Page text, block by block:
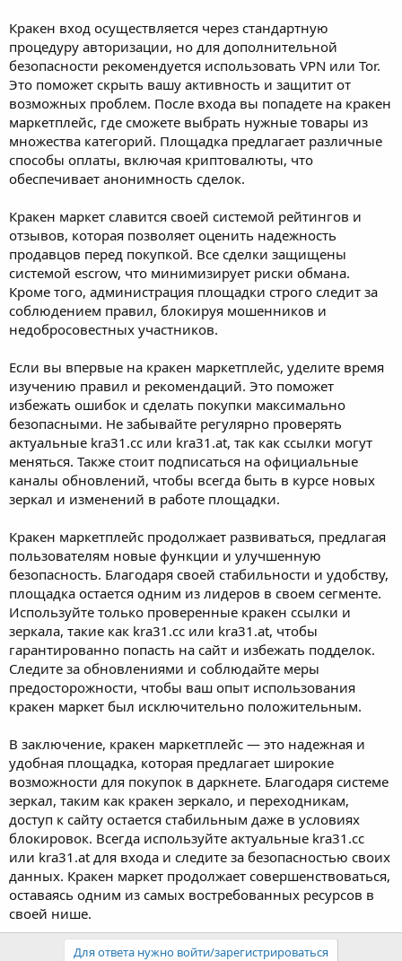
Кракен вход осуществляется через стандартную
процедуру авторизации, но для дополнительной
безопасности рекомендуется использовать VPN или Tor.
Это поможет скрыть вашу активность и защитит от
возможных проблем. После входа вы попадете на кракен
маркетплейс, где сможете выбрать нужные товары из
множества категорий. Площадка предлагает различные
способы оплаты, включая криптовалюты, что
обеспечивает анонимность сделок.
Кракен маркет славится своей системой рейтингов и
отзывов, которая позволяет оценить надежность
продавцов перед покупкой. Все сделки защищены
системой escrow, что минимизирует риски обмана.
Кроме того, администрация площадки строго следит за
соблюдением правил, блокируя мошенников и
недобросовестных участников.
Если вы впервые на кракен маркетплейс, уделите время
изучению правил и рекомендаций. Это поможет
избежать ошибок и сделать покупки максимально
безопасными. Не забывайте регулярно проверять
актуальные kra31.cc или kra31.at, так как ссылки могут
меняться. Также стоит подписаться на официальные
каналы обновлений, чтобы всегда быть в курсе новых
зеркал и изменений в работе площадки.
Кракен маркетплейс продолжает развиваться, предлагая
пользователям новые функции и улучшенную
безопасность. Благодаря своей стабильности и удобству,
площадка остается одним из лидеров в своем сегменте.
Используйте только проверенные кракен ссылки и
зеркала, такие как kra31.cc или kra31.at, чтобы
гарантированно попасть на сайт и избежать подделок.
Следите за обновлениями и соблюдайте меры
предосторожности, чтобы ваш опыт использования
кракен маркет был исключительно положительным.
В заключение, кракен маркетплейс — это надежная и
удобная площадка, которая предлагает широкие
возможности для покупок в даркнете. Благодаря системе
зеркал, таким как кракен зеркало, и переходникам,
доступ к сайту остается стабильным даже в условиях
блокировок. Всегда используйте актуальные kra31.cc
или kra31.at для входа и следите за безопасностью своих
данных. Кракен маркет продолжает совершенствоваться,
оставаясь одним из самых востребованных ресурсов в
своей нише.
Для ответа нужно войти/зарегистрироваться